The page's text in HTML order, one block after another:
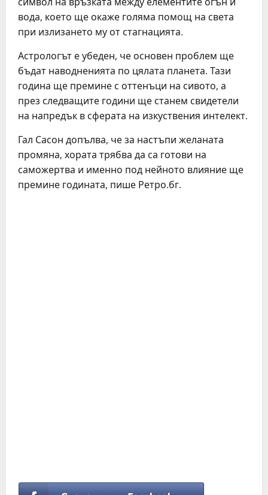
вода, което ще окаже голяма помощ на света
при излизането му от стагнацията.
Астрологът е убеден, че основен проблем ще
бъдат наводненията по цялата планета. Тази
година ще премине с оттенъци на сивото, а
през следващите години ще станем свидетели
на напредък в сферата на изкуствения интелект.
Гал Сасон допълва, че за настъпи желаната
промяна, хората трябва да са готови на
саможертва и именно под нейното влияние ще
премине годината, пише Ретро.бг.